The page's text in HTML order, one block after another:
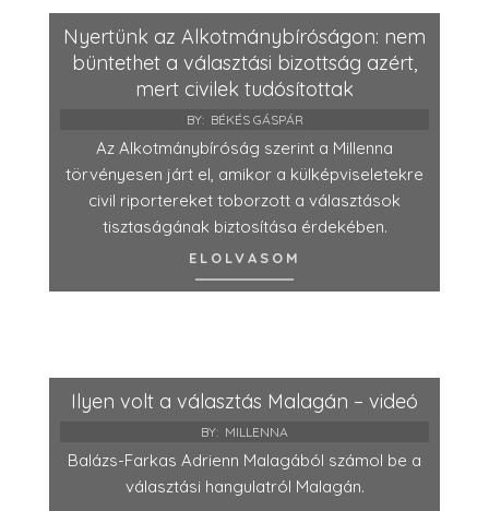
Nyertünk az Alkotmánybíróságon: nem
büntethet a választási bizottság azért,
mert civilek tudósítottak
BY: BÉKÉS GÁSPÁR
Az Alkotmánybíróság szerint a Millenna
törvényesen járt el, amikor a külképviseletekre
civil riportereket toborzott a választások
tisztaságának biztosítása érdekében.
ELOLVASOM
Ilyen volt a választás Malagán – videó
BY: MILLENNA
Balázs-Farkas Adrienn Malagából számol be a
választási hangulatról Malagán.